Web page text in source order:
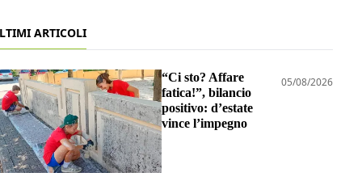
ARTICOLI
“Ci sto? Affare
fatica!”, bilancio
positivo: d’estate
vince l’impegno
05/08/2026